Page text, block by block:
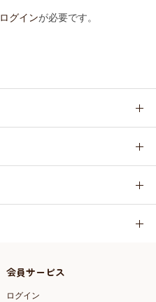
ログインが必要です。
会員サービス
ログイン